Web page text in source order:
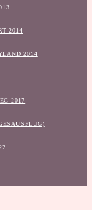
2014
2014
2017